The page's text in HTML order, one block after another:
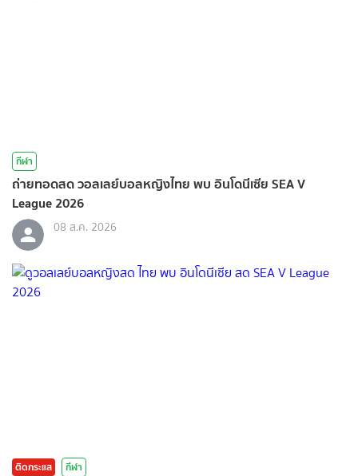
กีฬา
ถ่ายทอดสด วอลเลย์บอลหญิงไทย พบ อินโดนีเซีย SEA V
League 2026
08 ส.ค. 2026
ติดกระแส กีฬา